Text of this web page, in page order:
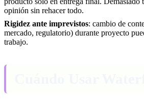
opinión sin rehacer todo.
Rigidez ante imprevistos: cambio de
mercado, regulatorio) durante proyecto
trabajo.